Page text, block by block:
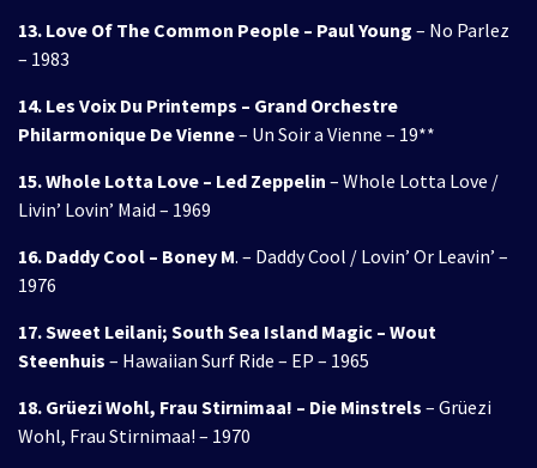
13. Love Of The Common People – Paul Young – No Parlez
– 1983
14. Les Voix Du Printemps – Grand Orchestre
Philarmonique De Vienne– Un Soir a Vienne – 19**
15. Whole Lotta Love – Led Zeppelin – Whole Lotta Love /
Livin’ Lovin’ Maid – 1969
16. Daddy Cool – Boney M. – Daddy Cool / Lovin’ Or Leavin’ –
1976
17. Sweet Leilani; South Sea Island Magic – Wout
Steenhuis – Hawaiian Surf Ride – EP – 1965
18. Grüezi Wohl, Frau Stirnimaa! – Die Minstrels – Grüezi
Wohl, Frau Stirnimaa! – 1970